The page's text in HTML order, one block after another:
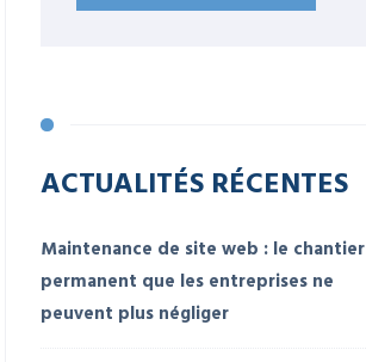
ACTUALITÉS RÉCENTES
Maintenance de site web : le chantier
permanent que les entreprises ne
peuvent plus négliger